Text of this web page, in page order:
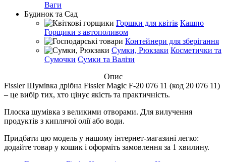
Ваги
Будинок та Сад
Горшки для квітів Кашпо
Горщики з автополивом
Контейнери для зберігання
Сумки, Рюкзаки Косметички та
Сумочки Сумки та Валізи
Опис
Fissler Шумівка дрібна Fissler Magic F-20 076 11 (код 20 076 11)
– це вибір тих, хто цінує якість та практичність.
Плоска шумівка з великими отворами. Для вилучення
продуктів з киплячої олії або води.
Придбати цю модель у нашому інтернет-магазині легко:
додайте товар у кошик і оформіть замовлення за 1 хвилину.